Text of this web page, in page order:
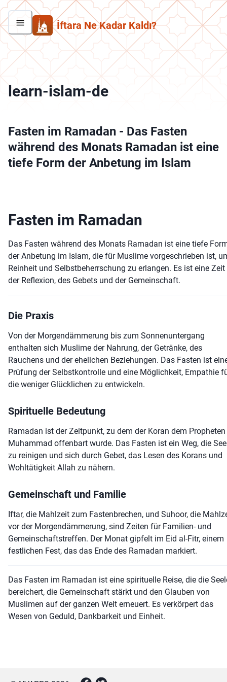
İftara Ne Kadar Kaldı?
learn-islam-de
Fasten im Ramadan - Das Fasten
während des Monats Ramadan ist eine
tiefe Form der Anbetung im Islam
Fasten im Ramadan
Das Fasten während des Monats Ramadan ist eine tiefe
der Anbetung im Islam, die für Muslime vorgeschrieben ist,
Reinheit und Selbstbeherrschung zu erlangen. Es ist eine Zeit
der Reflexion, des Gebets und der Gemeinschaft.
Die Praxis
Von der Morgendämmerung bis zum Sonnenuntergang
enthalten sich Muslime der Nahrung, der Getränke, des
Rauchens und der ehelichen Beziehungen. Das Fasten ist
Prüfung der Selbstkontrolle und eine Möglichkeit, Empathie
die weniger Glücklichen zu entwickeln.
Spirituelle Bedeutung
Ramadan ist der Zeitpunkt, zu dem der Koran dem Propheten
Muhammad offenbart wurde. Das Fasten ist ein Weg, die
zu reinigen und sich durch Gebet, das Lesen des Korans und
Wohltätigkeit Allah zu nähern.
Gemeinschaft und Familie
Iftar, die Mahlzeit zum Fastenbrechen, und Suhoor, die
vor der Morgendämmerung, sind Zeiten für Familien- und
Gemeinschaftstreffen. Der Monat gipfelt im Eid al-Fitr, einem
festlichen Fest, das das Ende des Ramadan markiert.
Das Fasten im Ramadan ist eine spirituelle Reise, die die
bereichert, die Gemeinschaft stärkt und den Glauben von
Muslimen auf der ganzen Welt erneuert. Es verkörpert das
Wesen von Geduld, Dankbarkeit und Einheit.